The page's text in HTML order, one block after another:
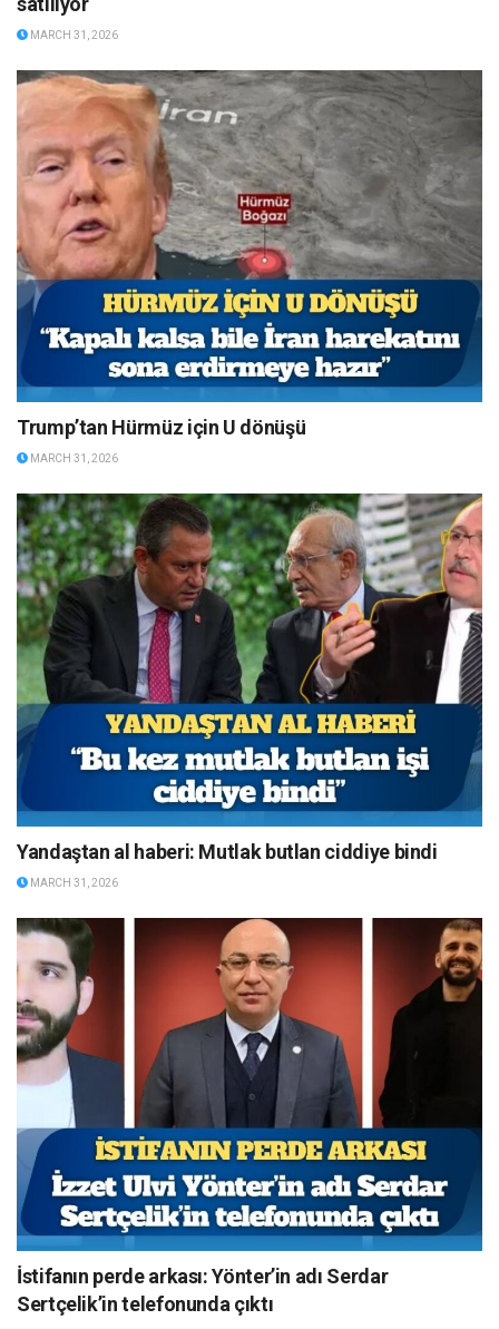
MARCH 31, 2026
Trump’tan Hürmüz için U dönüşü
MARCH 31, 2026
Yandaştan al haberi: Mutlak butlan ciddiye bindi
MARCH 31, 2026
İstifanın perde arkası: Yönter’in adı Serdar
Sertçelik’in telefonunda çıktı